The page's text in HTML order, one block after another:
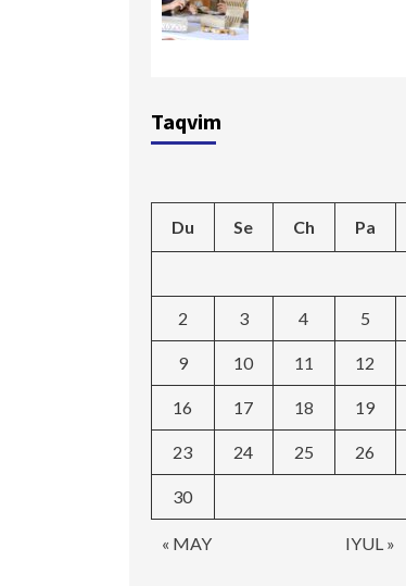
Taqvim
Du Se Ch Pa
« MAY IYUL »
2 3 4 5
9 10 11 12
16 17 18 19
23 24 25 26
30